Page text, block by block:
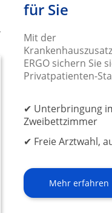
für Sie
Mit der
ERGO sichern Sie
Privatpatienten-
✔ Unterbringung
Zweibettzimmer
✔ Freie Arztwahl,
Mehr erfahren